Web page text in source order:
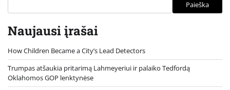
Paieška
Naujausi įrašai
How Children Became a City’s Lead Detectors
Trumpas atšaukia pritarimą Lahmeyeriui ir palaiko Tedfordą
Oklahomos GOP lenktynėse